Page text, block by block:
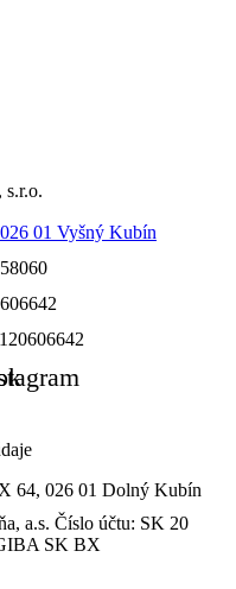
s.r.o.
01 Vyšný Kubín
64, 026 01 Dolný Kubín
a.s. Číslo účtu: SK 20
SK BX